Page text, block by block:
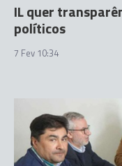
IL quer
políticos
7 Fev 10:34